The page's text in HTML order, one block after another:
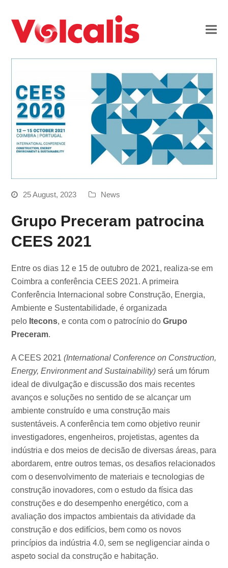
25 August, 2023 News
Grupo Preceram patrocina
CEES 2021
Entre os dias 12 e 15 de outubro de 2021, realiza-se em
Coimbra a conferência CEES 2021. A primeira
Conferência Internacional sobre Construção, Energia,
Ambiente e Sustentabilidade, é organizada
pelo Itecons, e conta com o patrocínio doGrupo
Preceram.
A CEES 2021(International Conference on Construction,
Energy, Environment and Sustainability) será um fórum
ideal de divulgação e discussão dos mais recentes
avanços e soluções no sentido de se alcançar um
ambiente construído e uma construção mais
sustentáveis. A conferência tem como objetivo reunir
investigadores, engenheiros, projetistas, agentes da
indústria e dos meios de decisão de diversas áreas, para
abordarem, entre outros temas, os desafios relacionados
com o desenvolvimento de materiais e tecnologias de
construção inovadores, com o estudo da física das
construções e do desempenho energético, com a
avaliação dos impactos ambientais da atividade da
construção e dos edifícios, bem como os novos
princípios da indústria 4.0, sem se negligenciar ainda o
aspeto social da construção e habitação.